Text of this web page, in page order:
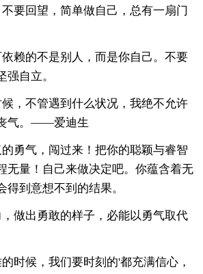
要回望，简单做自己，总有一扇门
赖的不是别人，而是你自己。不要
自立。
，不管遇到什么状况，我绝不允许
气。——爱迪生
勇气，闯过来！把你的聪颖与睿智
无量！自己来做决定吧。你蕴含着无
得到意想不到的结果。
做出勇敢的样子，必能以勇气取代
时候，我们要时刻的'都充满信心，